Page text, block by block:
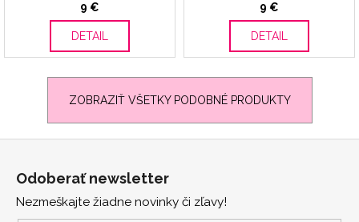
9 €
DETAIL
9 €
DETAIL
ZOBRAZIŤ VŠETKY PODOBNÉ PRODUKTY
Odoberať newsletter
Nezmeškajte žiadne novinky či zľavy!